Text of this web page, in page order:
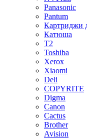
Panasonic
Pantum
Картриджи
Катюша
T2
Toshiba
Xerox
Xiaomi
Deli
COPYRITE
Digma
Canon
Cactus
Brother
Avision